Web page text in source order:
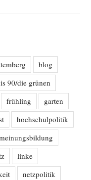
blog
90/die grünen
frühling
garten
hochschulpolitik
linke
netzpolitik